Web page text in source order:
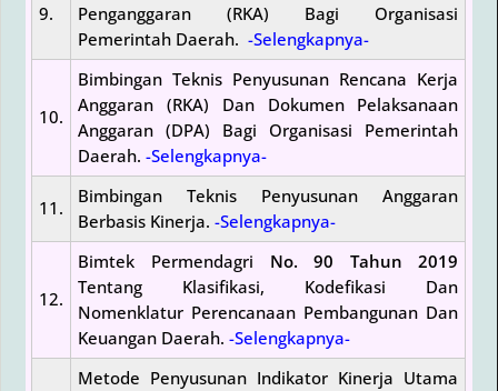
9.
Penganggaran (RKA) Bagi Organisasi
Pemerintah Daerah. -Selengkapnya-
10.
Bimbingan Teknis Penyusunan Rencana Kerja
Anggaran (RKA) Dan Dokumen Pelaksanaan
Anggaran (DPA) Bagi Organisasi Pemerintah
Daerah.-Selengkapnya-
11.
Bimbingan Teknis Penyusunan Anggaran
Berbasis Kinerja.-Selengkapnya-
12.
Bimtek Permendagri No. 90 Tahun 2019
Tentang Klasifikasi, Kodefikasi Dan
Nomenklatur Perencanaan Pembangunan Dan
Keuangan Daerah.-Selengkapnya-
Metode Penyusunan Indikator Kinerja Utama